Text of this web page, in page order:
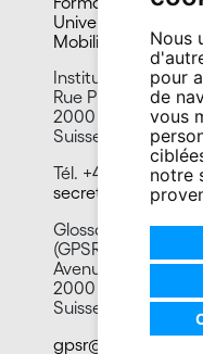
Nous
pour
de
vous
notre
Université du 3e âge
Mobilité
Institut des
Rue Pierre-à-Mazel
2000 Neuchâtel
Suisse
Tél. +41 32 718 19 87
Glossaire des
(GPSR)
Avenue DuPeyrou 6
2000 Neuchâtel
Suisse
gpsr@unine.ch